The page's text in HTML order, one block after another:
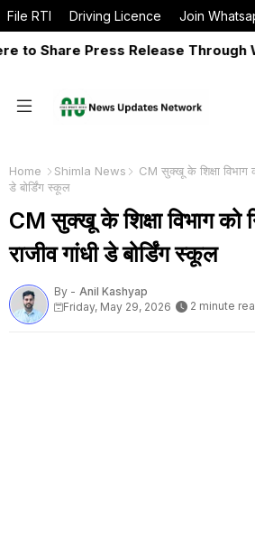
File RTI Driving Licence Join
Press Release Through
Home Shimla News
CM सुक्खू के शिक्षा विभाग
डे बोर्डिंग स्कूल
CM सुक्खू के शिक्षा विभाग को
राजीव गांधी डे बोर्डिंग स्कूल
By - Anil Kashyap
Friday, May 29, 2026
2 minute